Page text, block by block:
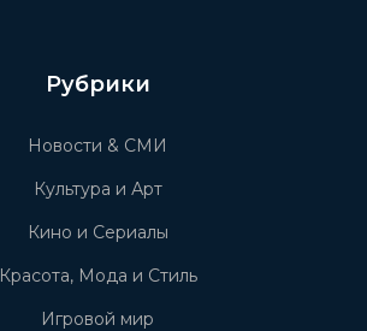
Рубрики
Новости & СМИ
Культура и Арт
Кино и Сериалы
Красота, Мода и Стиль
Игровой мир